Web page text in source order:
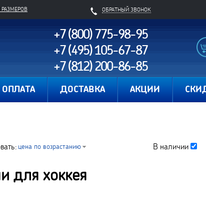
ОБРАТНЫЙ ЗВОНОК
+7 (800) 775-98-95
+7 (495) 105-67-87
+7 (812) 200-86-85
ОПЛАТА ДОСТАВКА АКЦИИ
В наличии
цена по возрастанию
для хоккея